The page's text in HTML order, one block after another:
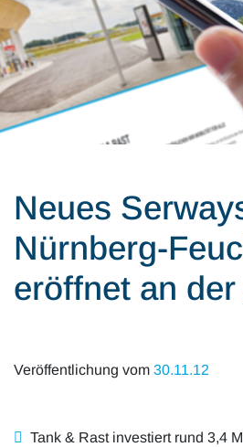
Für Gäste
Partner
Alle Artikel
Mobilität &
Innovation &
Karriere
Investor
Neues
Nürnberg-
eröffnet an der
Veröffentlichung vom 30.11.12
Tank & Rast investiert rund 3,4